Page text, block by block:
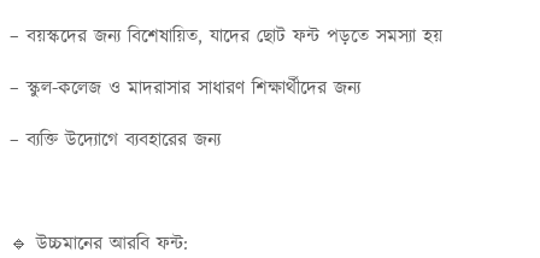
– বয়স্কদের জন্য বিশেষায়িত, যাদের ছোট ফন্ট পড়তে সমস্যা হয়
– স্কুল-কলেজ ও মাদরাসার সাধারণ শিক্ষার্থীদের জন্য
– ব্যক্তি উদ্যোগে ব্যবহারের জন্য
🔹 উচ্চমানের আরবি ফন্ট: